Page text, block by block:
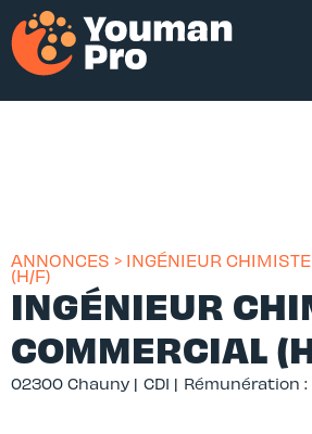
ANNONCES > INGÉNIEUR
(H/F)
INGÉNIEUR
COMMERCIAL
02300 Chauny | CDI | Rémunération